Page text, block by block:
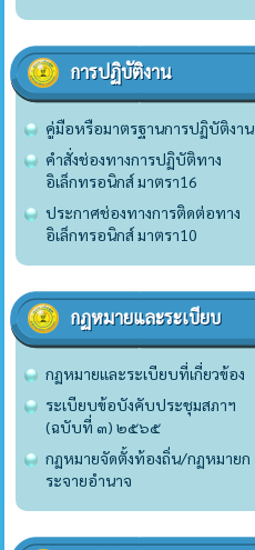
การปฏิบัติงาน
คู่มือหรือมาตรฐานการปฏิบัติงาน
คำสั่งช่องทางการปฏิบัติทาง
อิเล็กทรอนิกส์ มาตรา16
ประกาศช่องทางการติดต่อทาง
อิเล็กทรอนิกส์ มาตรา10
กฏหมายและระเบียบ
กฏหมายและระเบียบที่เกี่ยวข้อง
ระเบียบข้อบังคับประชุมสภาฯ
(ฉบับที่ ๓) ๒๕๖๕
กฏหมายจัดตั้งท้องถิ่น/กฏหมายก
ระจายอำนาจ